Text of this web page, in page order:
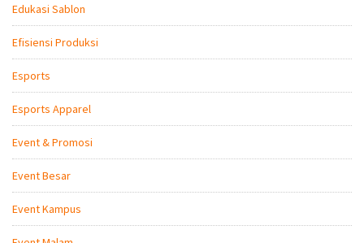
Edukasi Sablon
Efisiensi Produksi
Esports
Esports Apparel
Event & Promosi
Event Besar
Event Kampus